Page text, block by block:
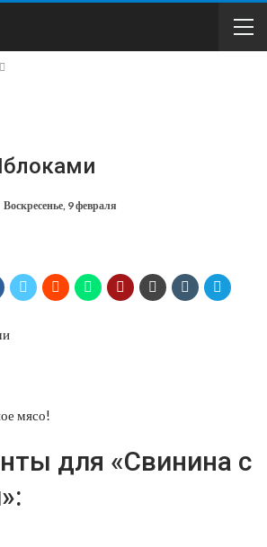
Воскресенье, 9 февраля
мясо!
для «Свинина с